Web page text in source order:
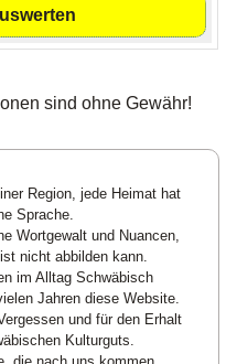
sind ohne Gewähr!
Region, jede Heimat hat
Sprache.
Wortgewalt und Nuancen,
nicht abbilden kann.
im Alltag Schwäbisch
Jahren diese Website.
und für den Erhalt
Kulturguts.